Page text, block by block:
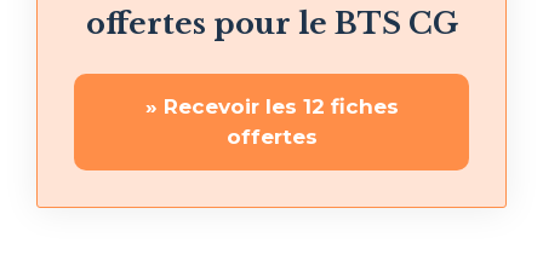
offertes pour le BTS CG
» Recevoir les 12 fiches
offertes